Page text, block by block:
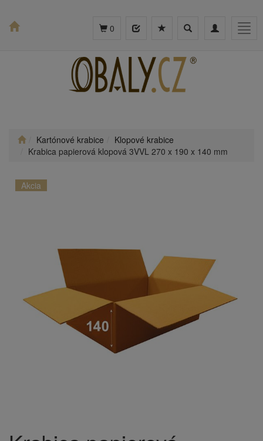
Toggle
Toggle
0
Kartónové krabice
Klopové krabice
Krabica papierová klopová 3VVL 270 x 190 x 140 mm
Akcia